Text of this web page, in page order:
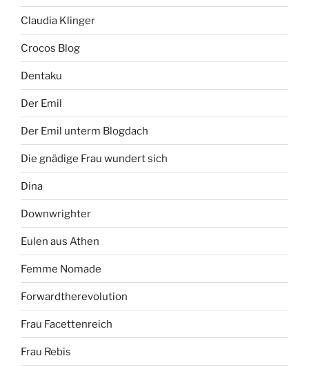
Claudia Klinger
Crocos Blog
Dentaku
Der Emil
Der Emil unterm Blogdach
Die gnädige Frau wundert sich
Dina
Downwrighter
Eulen aus Athen
Femme Nomade
Forwardtherevolution
Frau Facettenreich
Frau Rebis